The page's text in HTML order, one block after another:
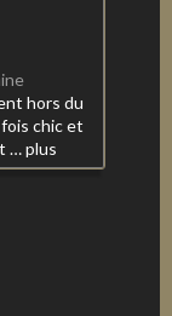
hors du
chic et
… plus